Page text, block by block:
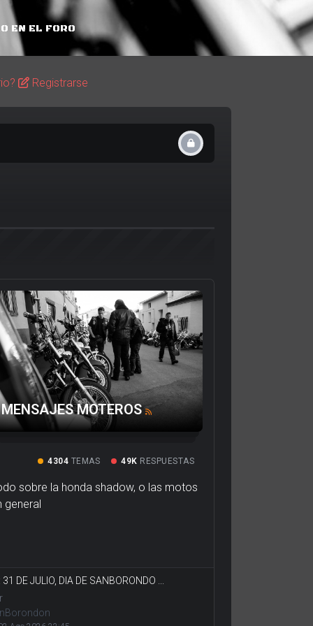
EN EL FORO
Registrarse
MENSAJES MOTEROS
4304 TEMAS 49K RESPUESTAS
sobre la honda shadow, o las motos
general
31 DE JULIO, DIA DE SANBORONDO ...